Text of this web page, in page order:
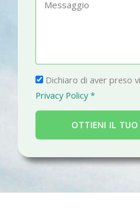
a
g
g
i
P
r
i
a
c
Dichiaro di aver preso
Privacy Policy *
OTTIENI IL TUO